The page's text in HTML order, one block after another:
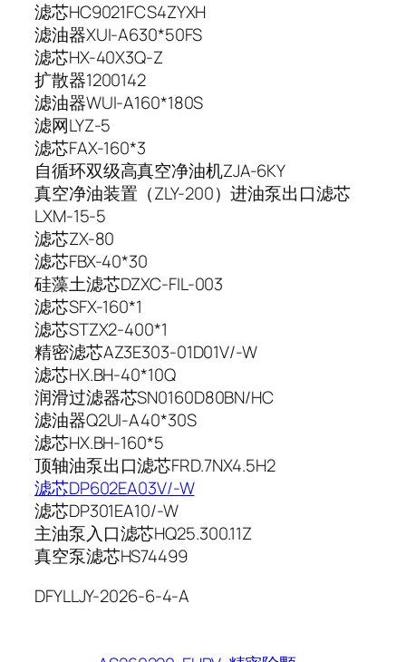
滤芯HC9021FCS4ZYXH
滤油器XUI-A630*50FS
滤芯HX-40X3Q-Z
扩散器1200142
滤油器WUI-A160*180S
滤网LYZ-5
滤芯FAX-160*3
自循环双级高真空净油机ZJA-6KY
真空净油装置（ZLY-200）进油泵出口滤芯
LXM-15-5
滤芯ZX-80
滤芯FBX-40*30
硅藻土滤芯DZXC-FIL-003
滤芯SFX-160*1
滤芯STZX2-400*1
精密滤芯AZ3E303-01D01V/-W
滤芯HX.BH-40*10Q
润滑过滤器芯SN0160D80BN/HC
滤油器Q2UI-A40*30S
滤芯HX.BH-160*5
顶轴油泵出口滤芯FRD.7NX4.5H2
滤芯DP602EA03V/-W
滤芯DP301EA10/-W
主油泵入口滤芯HQ25.300.11Z
真空泵滤芯HS74499
DFYLLJY-2026-6-4-A